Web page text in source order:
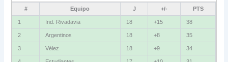
Bolívar 5
La Guaira
Grupo D
# Equipo J +/- PTS
1 Ind. Rivadavia 18 +15 38
2 Argentinos 18 +8 35
3 Vélez 18 +9 34